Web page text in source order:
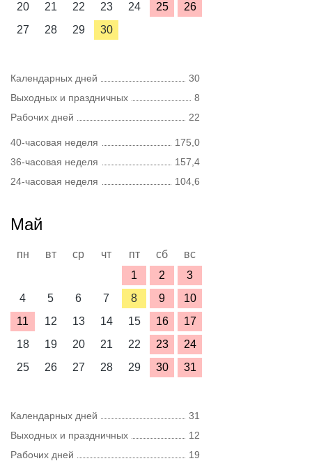
20
21 22 23 24 25
26
27
28 29 30
Календарных дней
30
Выходных и праздничных
8
Рабочих дней
22
40-часовая неделя
175,0
36-часовая неделя
157,4
24-часовая неделя
104,6
Май
пн вт ср чт пт сб
вс
1
2
3
4
5 6 7 8 9
10
11
12 13 14 15 16
17
18
19 20 21 22 23
24
25
26 27 28 29 30 31
Календарных дней
31
Выходных и праздничных
12
Рабочих дней
19